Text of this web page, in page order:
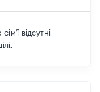
відсутні